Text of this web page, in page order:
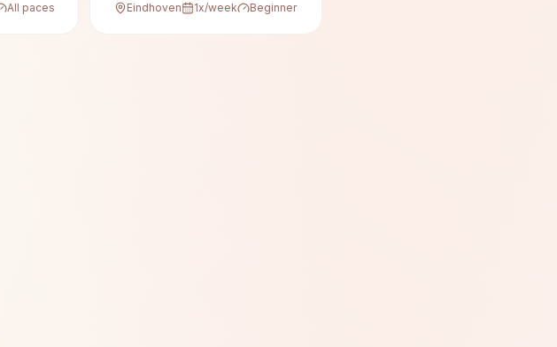
All paces Eindhoven 1x/week Beginner